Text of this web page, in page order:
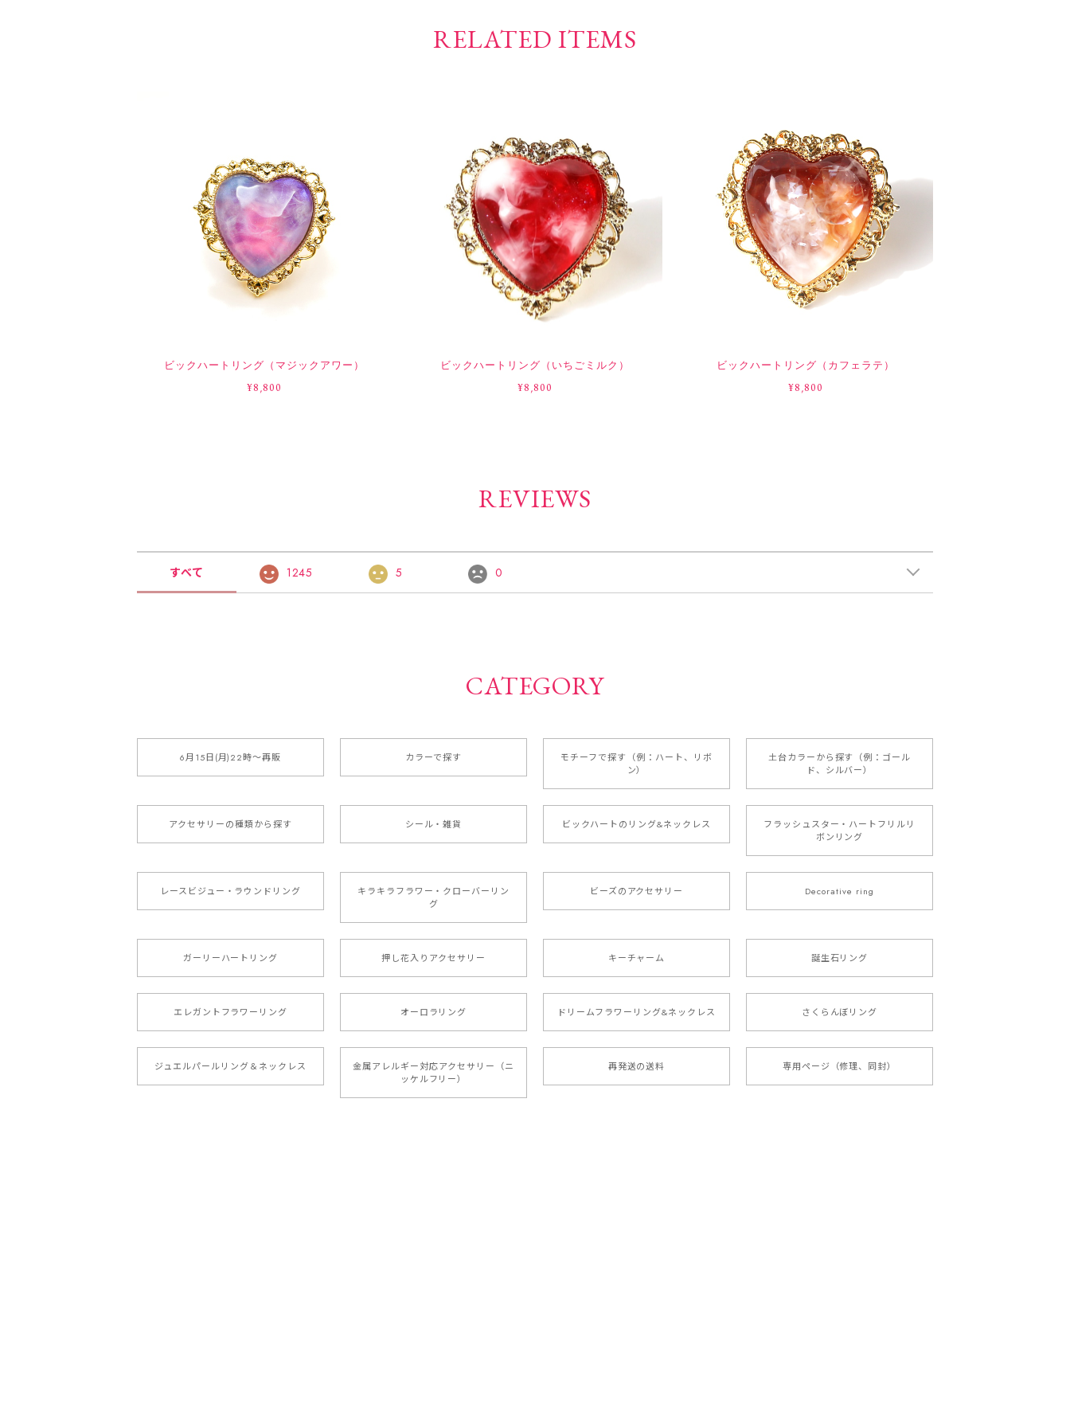
RELATED ITEMS
ビックハートリング（マジックアワー）
¥8,800
ビックハートリング（いちごミルク）
¥8,800
ビックハートリング（カフェラテ）
¥8,800
REVIEWS
すべて 1245 5 0
CATEGORY
6月15日(月)22時〜再販 カラーで探す
モチーフで探す（例：ハート、リボ
ン）
土台カラーから探す（例：ゴール
ド、シルバー）
アクセサリーの種類から探す シール・雑貨 ビックハートのリング&ネックレス
フラッシュスター・ハートフリルリ
ボンリング
レースビジュー・ラウンドリング
キラキラフラワー・クローバーリン
グ
ビーズのアクセサリー Decorative ring
ガーリーハートリング 押し花入りアクセサリー キーチャーム 誕生石リング
エレガントフラワーリング オーロラリング ドリームフラワーリング&ネックレス さくらんぼリング
ジュエルパールリング＆ネックレス
金属アレルギー対応アクセサリー（ニ
ッケルフリー）
再発送の送料 専用ページ（修理、同封）